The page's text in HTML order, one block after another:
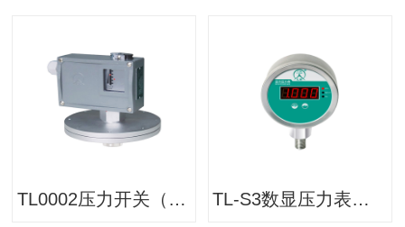
TL0002压力开关（微压）/压力控制器 TL-S3数显压力表（电源供电）